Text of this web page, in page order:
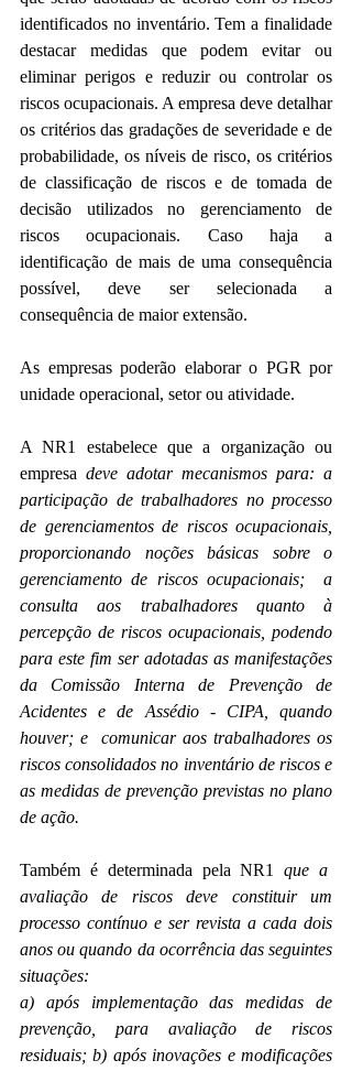
identificados no inventário. Tem a finalidade
destacar medidas que podem evitar ou
eliminar perigos e reduzir ou controlar os
riscos ocupacionais. A empresa deve detalhar
os critérios das gradações de severidade e de
probabilidade, os níveis de risco, os critérios
de classificação de riscos e de tomada de
decisão utilizados no gerenciamento de
riscos ocupacionais. Caso haja a
identificação de mais de uma consequência
possível, deve ser selecionada a
consequência de maior extensão.
As empresas poderão elaborar o PGR por
unidade operacional, setor ou atividade.
A NR1 estabelece que a organização ou
empresa deve adotar mecanismos para: a
participação de trabalhadores no processo
de gerenciamentos de riscos ocupacionais,
proporcionando noções básicas sobre o
gerenciamento de riscos ocupacionais;  a
consulta aos trabalhadores quanto à
percepção de riscos ocupacionais, podendo
para este fim ser adotadas as manifestações
da Comissão Interna de Prevenção de
Acidentes e de Assédio - CIPA, quando
houver; e  comunicar aos trabalhadores os
riscos consolidados no inventário de riscos e
as medidas de prevenção previstas no plano
de ação.
Também é determinada pela NR1
que a
avaliação de riscos deve constituir um
processo contínuo e ser revista a cada dois
anos ou quando da ocorrência das seguintes
situações:
a) após implementação das medidas de
prevenção, para avaliação de riscos
residuais; b) após inovações e modificações